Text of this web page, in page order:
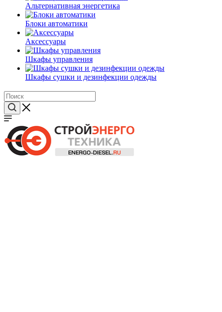
Альтернативная энергетика
Блоки автоматики
Аксессуары
Шкафы управления
Шкафы сушки и дезинфекции одежды